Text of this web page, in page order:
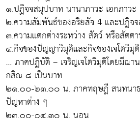
๑.ปฏิจจสมุปบาท นานาภาวะ เอกภาว
๒.ความสัมพันธ์ของอริยสัจ 4 และปฏิจ
๓.ความแตกต่างระหว่าง สัตว์ หรือสัต
๔.กิจของปัญญาวิมุติและกิจของเจโตวิมุติ
... ภาคปฏิบัติ – เจริญเจโตวิมุติโดยมีฌ
กสิณ ๘ เป็นบาท
๒๑.๐๐-๒๓.๐๐ น. ภาคทฤษฎี สนทนา
ปัญหาต่าง ๆ
๒๓.๐๐-๐๔.๓๐ น. นอน